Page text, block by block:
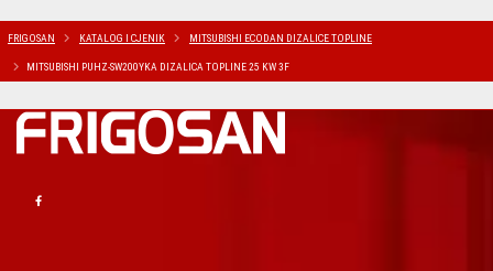
FRIGOSAN KATALOG I CJENIK MITSUBISHI ECODAN DIZALICE TOPLINE
MITSUBISHI PUHZ-SW200YKA DIZALICA TOPLINE 25 KW 3F